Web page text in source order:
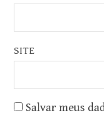
SITE
Salvar meus